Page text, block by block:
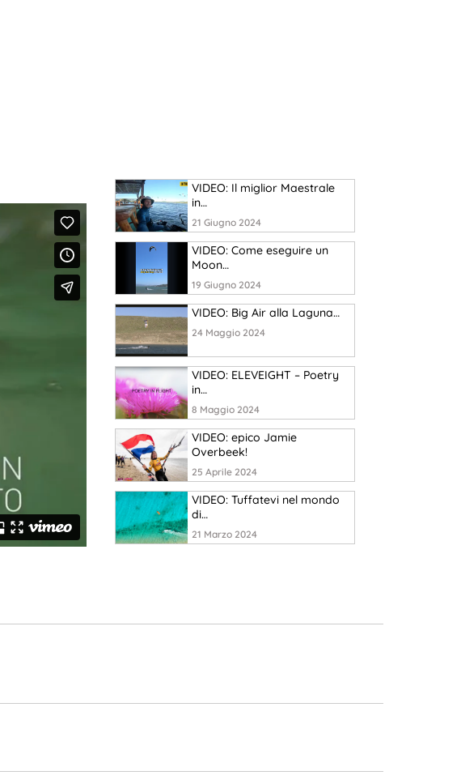
VIDEO: Il miglior Maestrale
in…
21 Giugno 2024
VIDEO: Come eseguire un
Moon…
19 Giugno 2024
VIDEO: Big Air alla Laguna…
24 Maggio 2024
VIDEO: ELEVEIGHT – Poetry
in…
8 Maggio 2024
VIDEO: epico Jamie
Overbeek!
25 Aprile 2024
VIDEO: Tuffatevi nel mondo
di…
21 Marzo 2024